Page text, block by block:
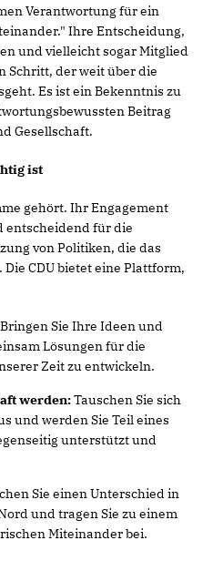
Verantwortung für ein
Ihre Entscheidung,
und vielleicht sogar Mitglied
Schritt, der weit über die
Es ist ein Bekenntnis zu
Beitrag
Gesellschaft.
ist
gehört. Ihr Engagement
entscheidend für die
von Politiken, die das
CDU bietet eine Plattform,
Bringen Sie Ihre Ideen und
Lösungen für die
Zeit zu entwickeln.
werden:Tauschen Sie sich
und werden Sie Teil eines
unterstützt und
Sie einen Unterschied in
und tragen Sie zu einem
Miteinander bei.